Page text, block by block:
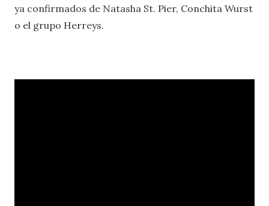
ya confirmados de Natasha St. Pier, Conchita Wurst
o el grupo Herreys.